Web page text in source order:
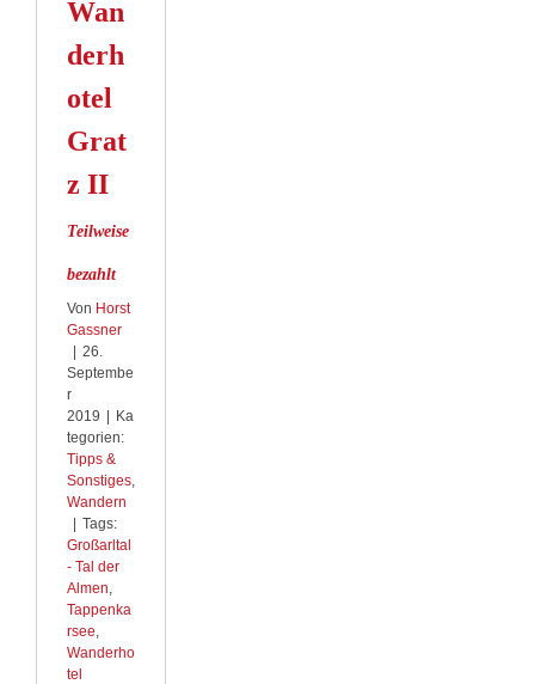
Wan
derh
otel
Grat
z II
Teilweise
bezahlt
Von Horst
Gassner
26.
Septembe
r
2019
Ka
tegorien:
Tipps &
Sonstiges,
Wandern
Tags:
Großarltal
- Tal der
Almen,
Tappenka
rsee,
Wanderho
tel